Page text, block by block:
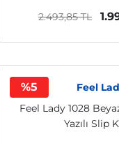
2.493,85 TL
%5
Feel
Feel Lady 1028
Yazılı Slip